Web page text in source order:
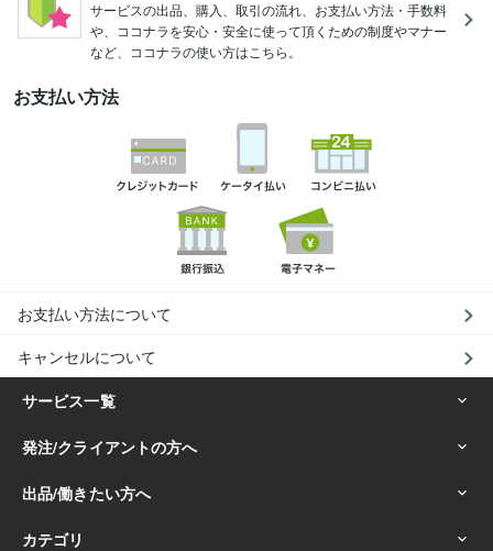
サービスの出品、購入、取引の流れ、お支払い方法・手数料
や、ココナラを安心・安全に使って頂くための制度やマナー
など、ココナラの使い方はこちら。
お支払い方法
お支払い方法について
キャンセルについて